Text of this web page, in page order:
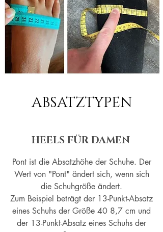
ABSATZTYPEN
HEELS FÜR DAMEN
Pont ist die Absatzhöhe der Schuhe. Der
Wert von "Pont" ändert sich, wenn sich
die Schuhgröße ändert.
Zum Beispiel beträgt der 13-Punkt-Absatz
eines Schuhs der Größe 40 8,7 cm und
der 13-Punkt-Absatz eines Schuhs der